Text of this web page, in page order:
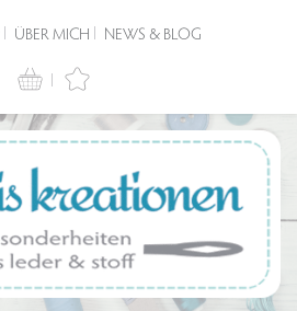
ÜBER MICH NEWS & BLOG